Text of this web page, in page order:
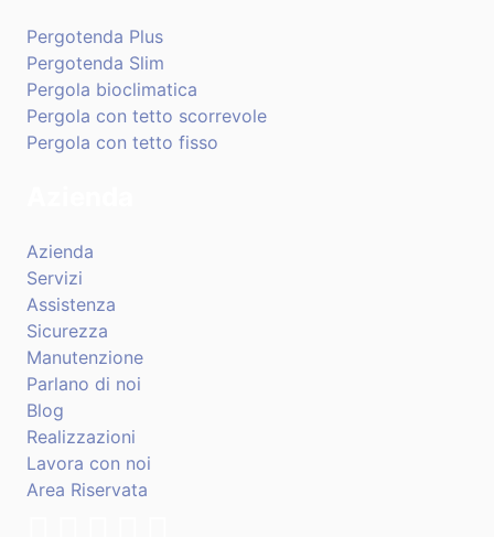
Pergotenda Plus
Pergotenda Slim
Pergola bioclimatica
Pergola con tetto scorrevole
Pergola con tetto fisso
Azienda
Servizi
Assistenza
Sicurezza
Manutenzione
Parlano di noi
Blog
Realizzazioni
Lavora con noi
Area Riservata